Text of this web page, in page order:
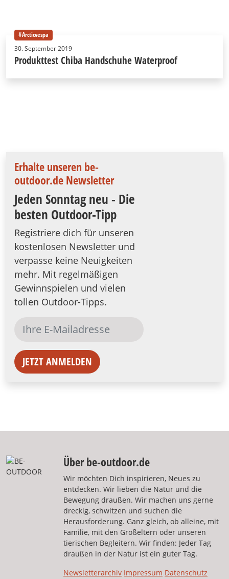
#Arcticvespa
30. September 2019
Produkttest Chiba Handschuhe Waterproof
Erhalte unseren be-
outdoor.de Newsletter
Jeden Sonntag neu - Die
besten Outdoor-Tipp
Registriere dich für unseren
kostenlosen Newsletter und
verpasse keine Neuigkeiten
mehr. Mit regelmäßigen
Gewinnspielen und vielen
tollen Outdoor-Tipps.
JETZT ANMELDEN
Über be-outdoor.de
Wir möchten Dich inspirieren, Neues zu
entdecken. Wir lieben die Natur und die
Bewegung draußen. Wir machen uns gerne
dreckig, schwitzen und suchen die
Herausforderung. Ganz gleich, ob alleine, mit
Familie, mit den Großeltern oder unseren
tierischen Begleitern. Wir finden: Jeder Tag
draußen in der Natur ist ein guter Tag.
Newsletterarchiv Impressum Datenschutz